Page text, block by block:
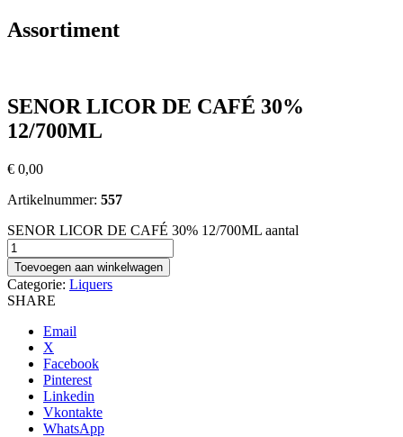
Assortiment
SENOR LICOR DE CAFÉ 30%
12/700ML
€ 0,00
Artikelnummer: 557
SENOR LICOR DE CAFÉ 30% 12/700ML aantal
Toevoegen aan winkelwagen
Categorie: Liquers
SHARE
Email
X
Facebook
Pinterest
Linkedin
Vkontakte
WhatsApp